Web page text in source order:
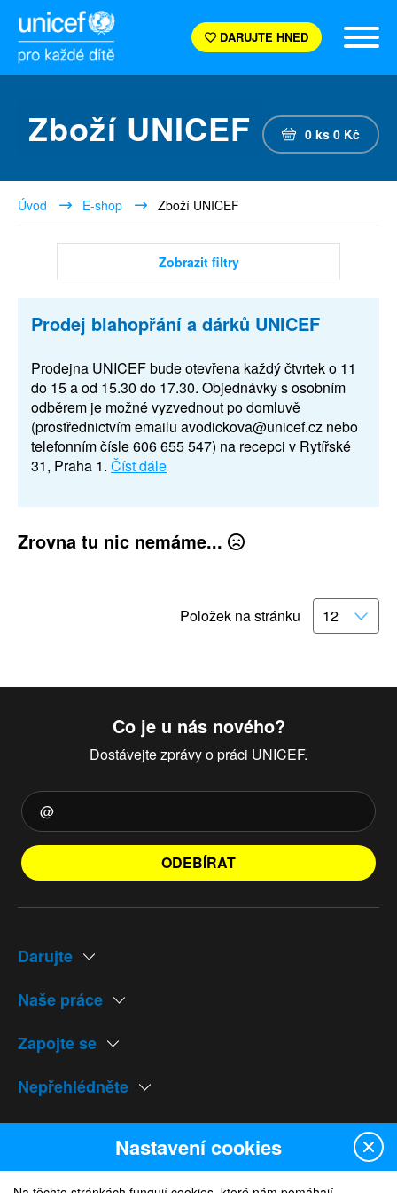
DARUJTE HNED
Zboží UNICEF 0 ks 0 Kč
Úvod E-shop Zboží UNICEF
Zobrazit filtry
Prodej blahopřání a dárků UNICEF
Prodejna UNICEF bude otevřena každý čtvrtek o 11
do 15 a od 15.30 do 17.30. Objednávky s osobním
odběrem je možné vyzvednout po domluvě
(prostřednictvím emailu avodickova@unicef.cz nebo
telefonním čísle 606 655 547) na recepci v Rytířské
31, Praha 1. Číst dále
Zrovna tu nic nemáme...
Položek na stránku
Co je u nás nového?
Dostávejte zprávy o práci UNICEF.
ODEBÍRAT
Darujte
Naše práce
Zapojte se
Nepřehlédněte
Naše weby
Nastavení cookies